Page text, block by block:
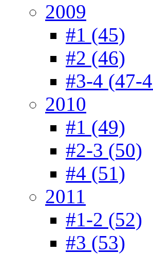
2009
#1 (45)
#2 (46)
#3-4 (47-
2010
#1 (49)
#2-3 (50)
#4 (51)
2011
#1-2 (52)
#3 (53)